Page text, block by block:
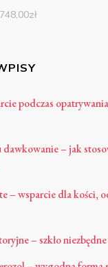
zł
podczas
– jak
– wsparcie dla kości,
– szkło